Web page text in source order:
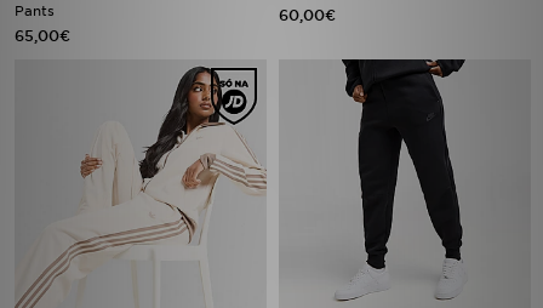
Pants
65,00€
60,00€